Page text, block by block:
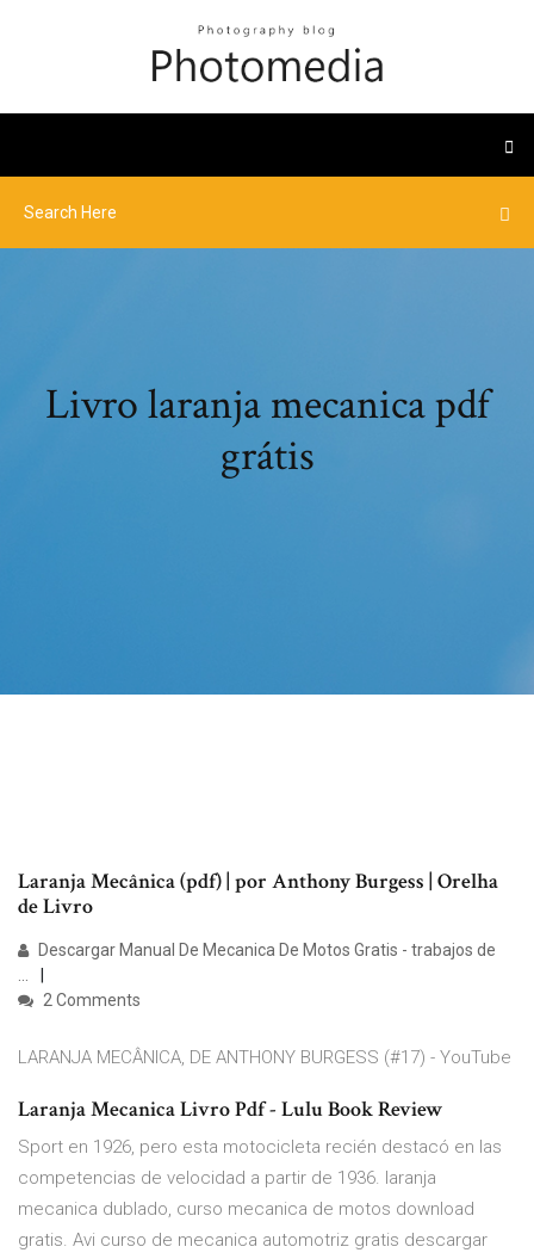
Livro laranja mecanica pdf
grátis
Laranja Mecânica (pdf) | por Anthony Burgess | Orelha
de Livro
Descargar Manual De Mecanica De Motos Gratis - trabajos de
...
2 Comments
LARANJA MECÂNICA, DE ANTHONY BURGESS (#17) - YouTube
Laranja Mecanica Livro Pdf - Lulu Book Review
Sport en 1926, pero esta motocicleta recién destacó en las
competencias de velocidad a partir de 1936. laranja
mecanica dublado, curso mecanica de motos download
gratis. Avi curso de mecanica automotriz gratis descargar